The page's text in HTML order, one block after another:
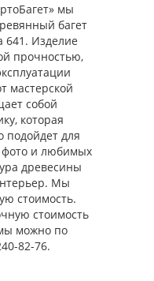
мы
багет
641. Изделие
прочностью,
мастерской
собой
которая
подойдет для
и любимых
древесины
Мы
стоимость.
стоимость
можно по
82-76.